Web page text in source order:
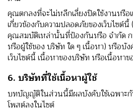
คุณตกลงที่จะไม่หลีกเลี่ยงปิดใช้งานหรื
เกี่ยวข้องกับความปลอดภัยของเว็บไซต์นี้
คุณสมบัติเหล่านั้นที่ป้องกันหรือ จํากัด ก
หรือผู้ใช้ของ บริษัท ใด ๆ เนื้อหา) หรือบัง
เว็บไซต์นี้ เนื้อหาของบริษัท หรือเนื้อหาข
6. บริษัทที่ใช้เนื้อหาผู้ใช้
บทบัญญัติในส่วนนี้มีผลบังคับใช้เฉพาะกั
โพสต์ลงในไซต์